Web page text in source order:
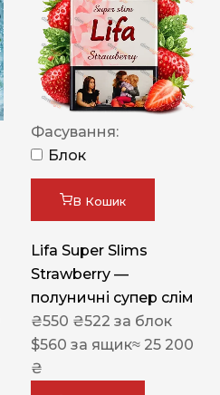
Фасування:
Блок
В Кошик
Lifa Super Slims
Strawberry —
полуничні супер слім
₴550 ₴522 за блок
$560 за ящик≈ 25 200
₴